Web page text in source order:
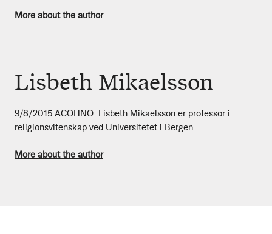
More about the author
Lisbeth Mikaelsson
9/8/2015 ACOHNO: Lisbeth Mikaelsson er professor i
religionsvitenskap ved Universitetet i Bergen.
More about the author